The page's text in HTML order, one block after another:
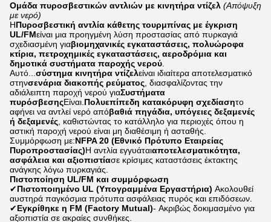
Ομάδα πυροσβεστικών αντλιών με κινητήρα ντίζελ (Απόψυξη
με νερό)
ΗΠυροσβεστική αντλία κάθετης τουρμπίνας με έγκριση
UL/FMείναι μια προηγμένη λύση προστασίας από πυρκαγιά
σχεδιασμένη γιαβιομηχανικές εγκαταστάσεις, πολυώροφα
κτίρια, πετροχημικές εγκαταστάσεις, αεροδρόμια και
δημοτικά συστήματα παροχής νερού
Αυτό... σύστημα κινητήρα ντίζελείναι ιδιαίτερα αποτελεσματικό
στηνσενάρια διακοπής ρεύματος , διασφαλίζοντας την
αδιάλειπτη παροχή νερού γιαΣυστήματα
πυρόσβεσηςΕίναι. Πολυεπίπεδη κατακόρυφη σχεδίασητο
αφήνει να αντλεί νερό απόβαθιά πηγάδια, υπόγειες δεξαμενές
ή δεξαμενές , καθιστώντας το κατάλληλο για περιοχές όπου η
αστική παροχή νερού είναι μη διαθέσιμη ή ασταθής.
Συμμόρφωση με:NFPA 20 (Εθνικό Πρότυπο Εταιρείας
Πυροπροστασίας)Η αντλία εγγυάταιαποτελεσματικότητα,
ασφάλεια και αξιοπιστίασε κρίσιμες καταστάσεις έκτακτης
ανάγκης λόγω πυρκαγιάς.
Πιστοποίηση UL/FM και συμμόρφωση
✔Πιστοποιημένο UL (Υπογραμμένα Εργαστήρια) ️ Ακολουθεί
αυστηρά παγκόσμια πρότυπα ασφάλειας πυρός και επιδόσεων.
✔Εγκρίθηκε η FM (Factory Mutual)- Ακριβώς δοκιμασμένο για
αξιοπιστία σε ακραίες συνθήκες.